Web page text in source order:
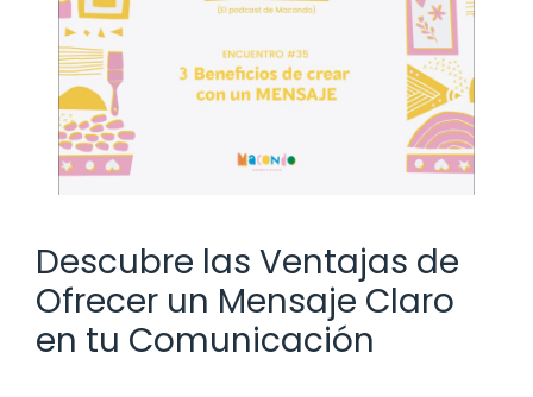
Descubre las Ventajas de
Ofrecer un Mensaje Claro
en tu Comunicación